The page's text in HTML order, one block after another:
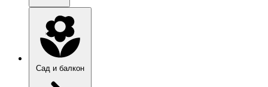
Сад и балкон